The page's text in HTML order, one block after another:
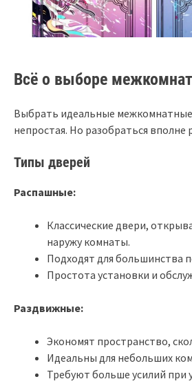
Всё о выборе
Выбрать идеальные
непростая. Но разобраться вполне
Типы дверей
Распашные:
Классические двери,
наружу комнаты.
Подходят для большинства
Простота установки и
Раздвижные:
Экономят пространство,
Идеальны для небольших
Требуют больше усилий при